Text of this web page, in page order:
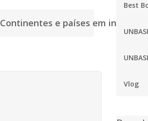
Continentes e países em inglês
Best
Vlog